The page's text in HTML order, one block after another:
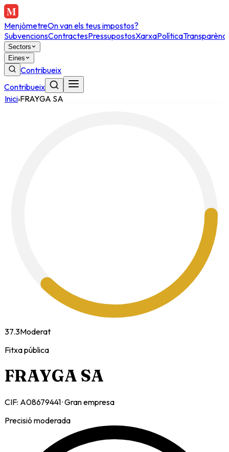
MenjòmetreOn van els teus impostos?
SubvencionsContractesPressupostosXarxaPolítica
Sectors
Eines
Contribueix
Contribueix
Inici›FRAYGA SA
37.3Moderat
Fitxa pública
FRAYGA SA
CIF: A08679441·Gran empresa
Precisió moderada